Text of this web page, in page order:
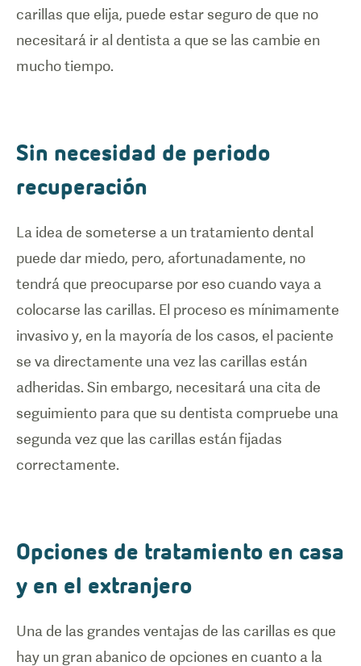
carillas que elija, puede estar seguro de que no
necesitará ir al dentista a que se las cambie en
mucho tiempo.
Sin necesidad de periodo
recuperación
La idea de someterse a un tratamiento dental
puede dar miedo, pero, afortunadamente, no
tendrá que preocuparse por eso cuando vaya a
colocarse las carillas. El proceso es mínimamente
invasivo y, en la mayoría de los casos, el paciente
se va directamente una vez las carillas están
adheridas. Sin embargo, necesitará una cita de
seguimiento para que su dentista compruebe una
segunda vez que las carillas están fijadas
correctamente.
Opciones de tratamiento en casa
y en el extranjero
Una de las grandes ventajas de las carillas es que
hay un gran abanico de opciones en cuanto a la